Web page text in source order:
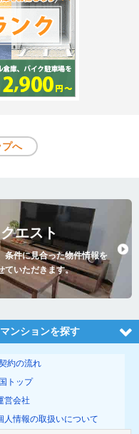
へ
エスト
条件に見合った物件情報を
ていただきます。
ンションを探す
約の流れ
トップ
営会社
人情報の取扱いについて